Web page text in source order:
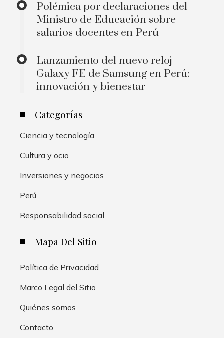
Polémica por declaraciones del
Ministro de Educación sobre
salarios docentes en Perú
Lanzamiento del nuevo reloj
Galaxy FE de Samsung en Perú:
innovación y bienestar
Categorías
Ciencia y tecnología
Cultura y ocio
Inversiones y negocios
Perú
Responsabilidad social
Mapa Del Sitio
Política de Privacidad
Marco Legal del Sitio
Quiénes somos
Contacto